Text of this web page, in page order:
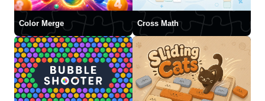
Color Merge Cross Math